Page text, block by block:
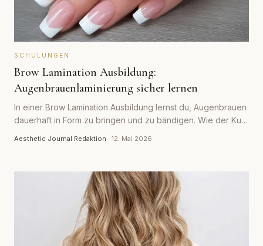
SCHULUNGEN
Brow Lamination Ausbildung:
Augenbrauenlaminierung sicher lernen
In einer Brow Lamination Ausbildung lernst du, Augenbrauen
dauerhaft in Form zu bringen und zu bändigen. Wie der Kurs
Aesthetic Journal Redaktion · 12. Mai 2026